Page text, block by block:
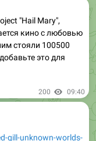
"Hail Mary",
кино с любовью
стояли 100500
это для
200 09:40
gill-unknown-worlds-